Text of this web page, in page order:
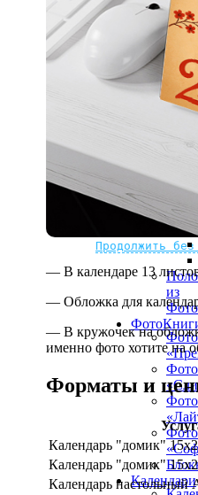
Не нашли Ваш
Мы
Продолжить
Фото
из
Календари
— В календаре 13
— Обложка для
— В кружочек на
именно фото хотите на
Форматы и
Календарь "домик"
Календарь "домик"
Календарь настольный